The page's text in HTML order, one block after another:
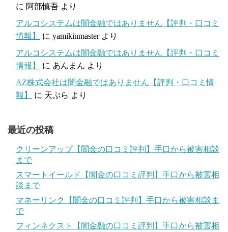
に 阿部慎吾 より
アルコシステムは闇金融ではありません【評判・口コミ
情報】
に yamikinmasterより
アルコシステムは闇金融ではありません【評判・口コミ
情報】
に あんまん より
AZ株式会社は闇金融ではありません【評判・口コミ情
報】
に 天ぷら より
最近の投稿
クリーンアップ【闇金の口コミ評判】手口から被害相談
まで
スマートイールド【闇金の口コミ評判】手口から被害相
談まで
マネーリンク【闇金の口コミ評判】手口から被害相談ま
で
フィンネクスト【闇金融の口コミ評判】手口から被害相